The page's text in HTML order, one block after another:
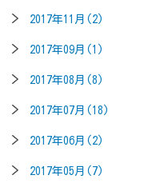
2017年11月(2)
2017年09月(1)
2017年08月(8)
2017年07月(18)
2017年06月(2)
2017年05月(7)